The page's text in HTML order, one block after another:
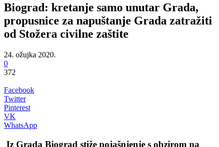
Biograd: kretanje samo unutar Grada,
propusnice za napuštanje Grada zatražiti
od Stožera civilne zaštite
24. ožujka 2020.
0
372
Facebook
Twitter
Pinterest
VK
WhatsApp
Iz Grada Biograd stiže pojašnjenje s obzirom na